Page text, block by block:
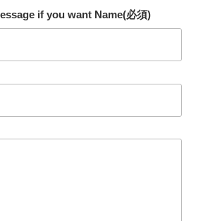
if you want Name(必須)